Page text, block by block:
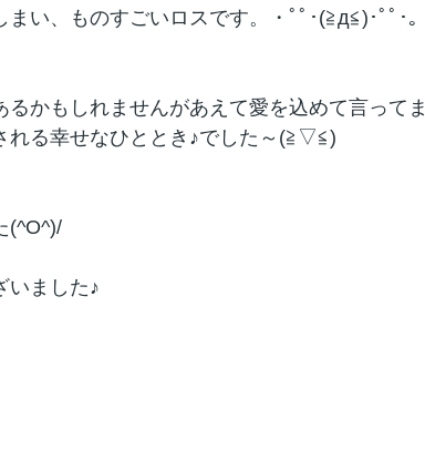
い、ものすごいロスです。・ﾟﾟ･(≧д≦)･ﾟﾟ･｡
かもしれませんがあえて愛を込めて言ってま
れる幸せなひととき♪でした～(≧▽≦)
(^O^)/
いました♪